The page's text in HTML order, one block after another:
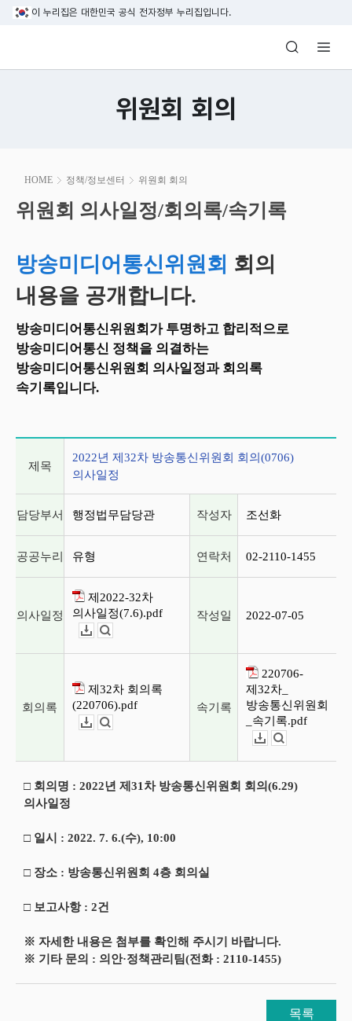
본문 바로가기
이 누리집은 대한민국 공식 전자정부 누리집입니다.
방송미디어통신위원회 Korea Media
위원회 회의
HOME 정책/정보센터 위원회 회의
위원회 의사일정/회의록/속기록
시
작
위원회 의사일정/회의록/속기록
방송미디어통신위원회 회의
내용을 공개합니다.
방송미디어통신위원회가 투명하고 합리적으로
방송미디어통신 정책을 의결하는
방송미디어통신위원회 의사일정과 회의록
속기록입니다.
제목
2022년 제32차 방송통신위원회 회의(0706)
의사일정
담당부서 행정법무담당관 작성자 조선화
공공누리 유형 연락처 02-2110-1455
의사일정
제2022-32차
의사일정(7.6).pdf
작성일 2022-07-05
회의록
제32차 회의록
(220706).pdf
속기록
220706-
제32차_
방송통신위원회
_속기록.pdf
□ 회의명 : 2022년 제31차 방송통신위원회 회의(6.29)
의사일정
□ 일시 : 2022. 7. 6.(수), 10:00
□ 장소 : 방송통신위원회 4층 회의실
□ 보고사항 : 2건
※ 자세한 내용은 첨부를 확인해 주시기 바랍니다.
※ 기타 문의 : 의안·정책관리팀(전화 : 2110-1455)
목록